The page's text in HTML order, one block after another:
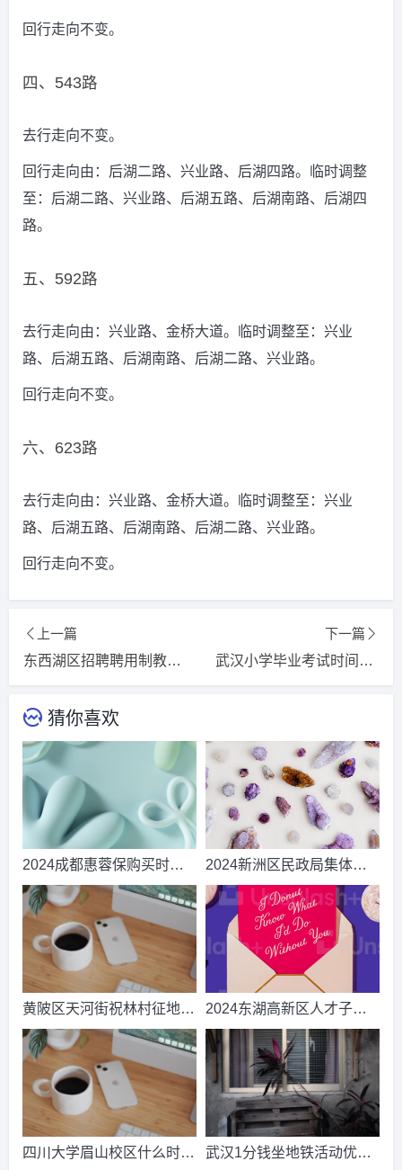
回行走向不变。
四、543路
去行走向不变。
回行走向由：后湖二路、兴业路、后湖四路。临时调整
至：后湖二路、兴业路、后湖五路、后湖南路、后湖四
路。
五、592路
去行走向由：兴业路、金桥大道。临时调整至：兴业
路、后湖五路、后湖南路、后湖二路、兴业路。
回行走向不变。
六、623路
去行走向由：兴业路、金桥大道。临时调整至：兴业
路、后湖五路、后湖南路、后湖二路、兴业路。
回行走向不变。
上一篇
东西湖区招聘聘用制教师公告2024(招聘条件+招聘岗位)_2024必读
下一篇
武汉小学毕业考试时间2024年2024更新/推荐
猜你喜欢
2024成都惠蓉保购买时间
和费用_推荐阅读
2024新洲区民政局集体婚
礼时间、地点及流程(附报
名电话)
黄陂区天河街祝林村征地补
偿安置方案2024
2024东湖高新区人才子女
入学(园)摸底登记须知
四川大学眉山校区什么时候 武汉1分钱坐地铁活动优惠